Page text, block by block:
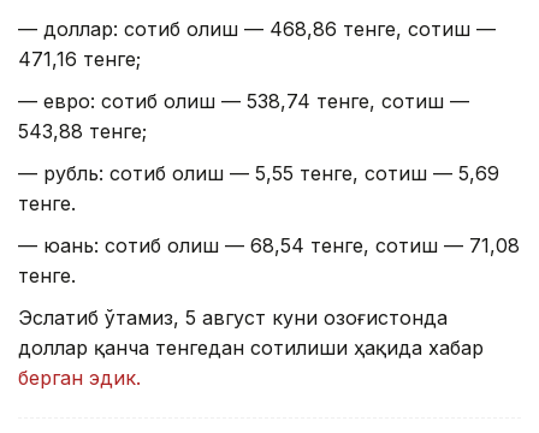
— доллар: сотиб олиш — 468,86 тенге, сотиш —
471,16 тенге;
— евро: сотиб олиш — 538,74 тенге, сотиш —
543,88 тенге;
— рубль: сотиб олиш — 5,55 тенге, сотиш — 5,69
тенге.
— юань: сотиб олиш — 68,54 тенге, сотиш — 71,08
тенге.
Эслатиб ўтамиз, 5 август куни Қозоғистонда
доллар қанча тенгедан сотилиши ҳақида хабар
берган эдик.